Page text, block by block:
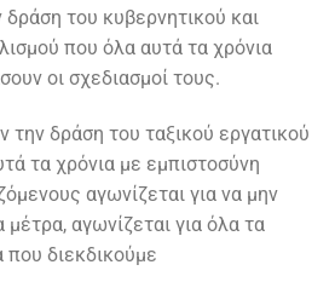
δράση του κυβερνητικού και
που όλα αυτά τα χρόνια
οι σχεδιασμοί τους.
δράση του ταξικού εργατικού
τα χρόνια με εμπιστοσύνη
αγωνίζεται για να μην
αγωνίζεται για όλα τα
διεκδικούμε